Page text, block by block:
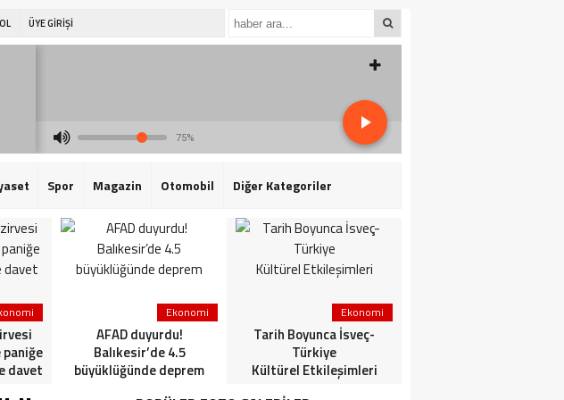
ÜYE GİRİŞİ
75%
Spor Magazin Otomobil Diğer Kategoriler
paniğe
davet
Ekonomi
AFAD duyurdu!
Balıkesir’de 4.5
büyüklüğünde deprem
Ekonomi
Tarih Boyunca İsveç-
Türkiye
Kültürel Etkileşimleri